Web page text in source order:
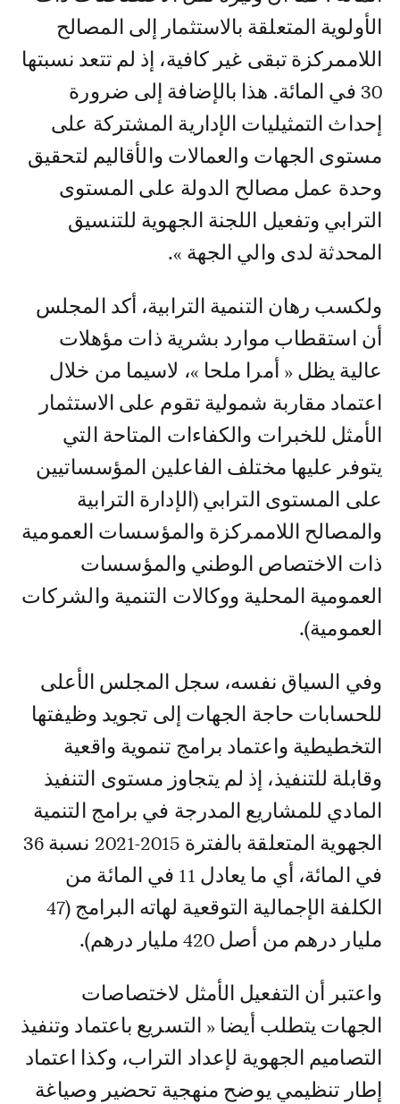
الأولوية المتعلقة بالاستثمار إلى المصالح
اللاممركزة تبقى غير كافية، إذ لم تتعد نسبتها
30 في المائة. هذا بالإضافة إلى ضرورة
إحداث التمثيليات الإدارية المشتركة على
مستوى الجهات والعمالات والأقاليم لتحقيق
وحدة عمل مصالح الدولة على المستوى
الترابي وتفعيل اللجنة الجهوية للتنسيق
المحدثة لدى والي الجهة ».
ولكسب رهان التنمية الترابية، أكد المجلس
أن استقطاب موارد بشرية ذات مؤهلات
عالية يظل « أمرا ملحا »، لاسيما من خلال
اعتماد مقاربة شمولية تقوم على الاستثمار
الأمثل للخبرات والكفاءات المتاحة التي
يتوفر عليها مختلف الفاعلين المؤسساتيين
على المستوى الترابي (الإدارة الترابية
والمصالح اللاممركزة والمؤسسات العمومية
ذات الاختصاص الوطني والمؤسسات
العمومية المحلية ووكالات التنمية والشركات
العمومية).
وفي السياق نفسه، سجل المجلس الأعلى
للحسابات حاجة الجهات إلى تجويد وظيفتها
التخطيطية واعتماد برامج تنموية واقعية
وقابلة للتنفيذ، إذ لم يتجاوز مستوى التنفيذ
المادي للمشاريع المدرجة في برامج التنمية
الجهوية المتعلقة بالفترة 2015-2021 نسبة 36
في المائة، أي ما يعادل 11 في المائة من
الكلفة الإجمالية التوقعية لهاته البرامج (47
مليار درهم من أصل 420 مليار درهم).
واعتبر أن التفعيل الأمثل لاختصاصات
الجهات يتطلب أيضا « التسريع باعتماد وتنفيذ
التصاميم الجهوية لإعداد التراب، وكذا اعتماد
إطار تنظيمي يوضح منهجية تحضير وصياغة